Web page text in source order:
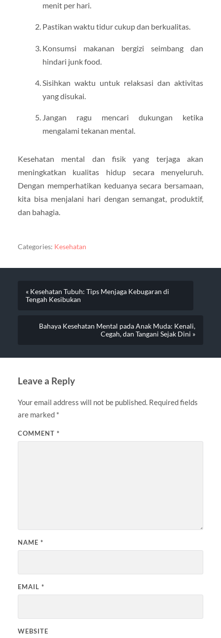
menit per hari.
Pastikan waktu tidur cukup dan berkualitas.
Konsumsi makanan bergizi seimbang dan
hindari junk food.
Sisihkan waktu untuk relaksasi dan aktivitas
yang disukai.
Jangan ragu mencari dukungan ketika
mengalami tekanan mental.
Kesehatan mental dan fisik yang terjaga akan
meningkatkan kualitas hidup secara menyeluruh.
Dengan memperhatikan keduanya secara bersamaan,
kita bisa menjalani hari dengan semangat, produktif,
dan bahagia.
Categories: Kesehatan
« Kesehatan Tubuh: Tips Menjaga Kebugaran di
Tengah Kesibukan
Bahaya Kesehatan Mental pada Anak Muda: Kenali,
Cegah, dan Tangani Sejak Dini »
Leave a Reply
Your email address will not be published. Required fields
are marked *
COMMENT *
NAME *
EMAIL *
WEBSITE